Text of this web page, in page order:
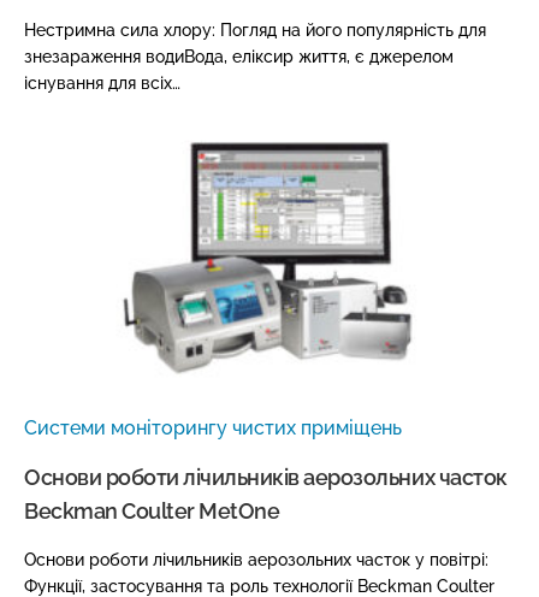
Нестримна сила хлору: Погляд на його популярність для
знезараження водиВода, еліксир життя, є джерелом
існування для всіх…
Системи моніторингу чистих приміщень
Основи роботи лічильників аерозольних часток
Beckman Coulter MetOne
Основи роботи лічильників аерозольних часток у повітрі:
Функції, застосування та роль технології Beckman Coulter